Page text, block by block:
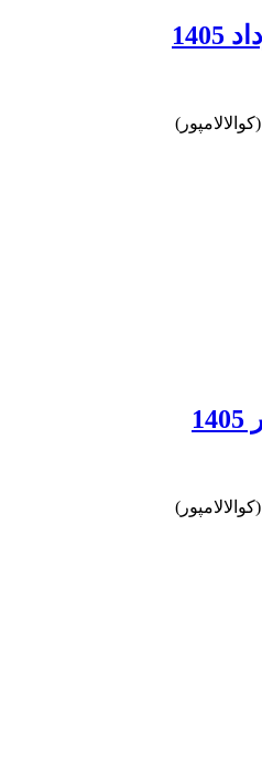
(کوالالامپور)
(کوالالامپور)